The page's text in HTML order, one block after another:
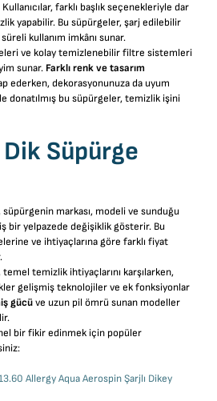
farklı başlık seçenekleriyle dar
yapabilir. Bu süpürgeler, şarj edilebilir
kullanım imkânı sunar.
ve kolay temizlenebilir filtre sistemleri
sunar. Farklı renk ve tasarım
ederken, dekorasyonunuza da uyum
donatılmış bu süpürgeler, temizlik işini
Süpürge
süpürgenin markası, modeli ve sunduğu
bir yelpazede değişiklik gösterir. Bu
ve ihtiyaçlarına göre farklı fiyat
temel temizlik ihtiyaçlarını karşılarken,
gelişmiş teknolojiler ve ek fonksiyonlar
gücüve uzun pil ömrü sunan modeller
bir fikir edinmek için popüler
Allergy Aqua Aerospin Şarjlı Dikey